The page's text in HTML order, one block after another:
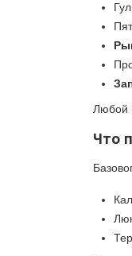
Любой
Что